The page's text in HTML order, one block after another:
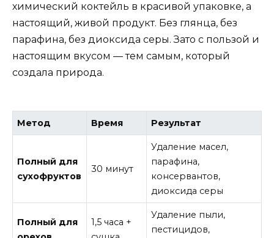
химический коктейль в красивой упаковке, а
настоящий, живой продукт. Без глянца, без
парафина, без диоксида серы. Зато с пользой и
настоящим вкусом — тем самым, который
создала природа.
Метод Время Результат
Полный для
сухофруктов
30 минут
Удаление масел,
парафина,
консервантов,
диоксида серы
Полный для
1,5 часа +
Удаление пыли,
пестицидов,